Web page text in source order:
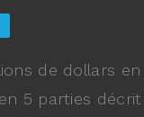
de dollars en
5 parties décrit